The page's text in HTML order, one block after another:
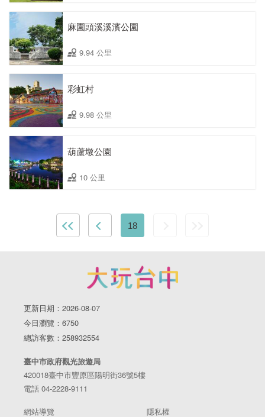
麻園頭溪溪濱公園
9.94 公里
彩虹村
9.98 公里
葫蘆墩公園
10 公里
18
更新日期：2026-08-07
今日瀏覽：6750
總訪客數：258932554
臺中市政府觀光旅遊局
420018臺中市豐原區陽明街36號5樓
電話 04-2228-9111
網站導覽 隱私權